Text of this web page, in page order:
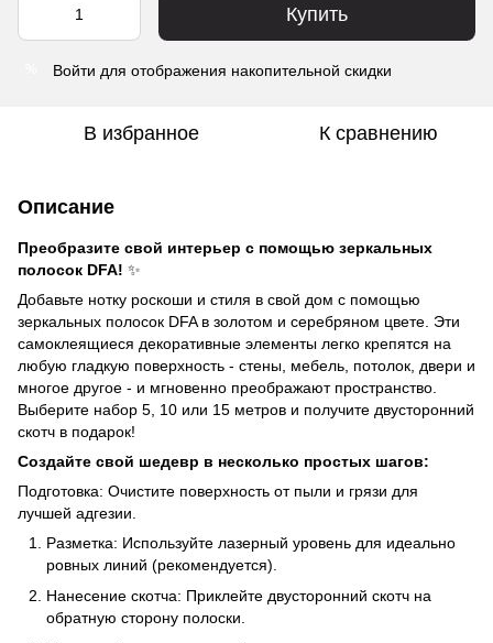
Купить
Войти для отображения накопительной скидки
В избранное К сравнению
Описание
Преобразите свой интерьер с помощью зеркальных
полосок DFA! ✨
Добавьте нотку роскоши и стиля в свой дом с помощью
зеркальных полосок DFA в золотом и серебряном цвете. Эти
самоклеящиеся декоративные элементы легко крепятся на
любую гладкую поверхность - стены, мебель, потолок, двери и
многое другое - и мгновенно преображают пространство.
Выберите набор 5, 10 или 15 метров и получите двусторонний
скотч в подарок!
Создайте свой шедевр в несколько простых шагов:
Подготовка: Очистите поверхность от пыли и грязи для
лучшей адгезии.
Разметка: Используйте лазерный уровень для идеально
ровных линий (рекомендуется).
Нанесение скотча: Приклейте двусторонний скотч на
обратную сторону полоски.